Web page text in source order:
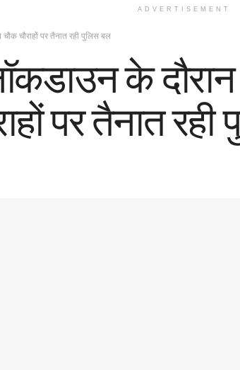
ADVERTISEMENT
चौराहों पर तैनात रही पुलिस बल
के
पर तैनात रही